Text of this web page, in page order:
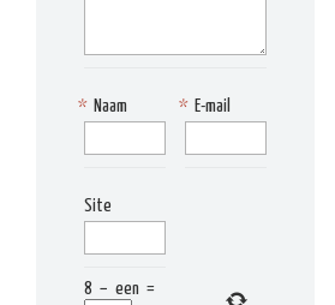
Naam
* E-mail
*
Site
8 − een =